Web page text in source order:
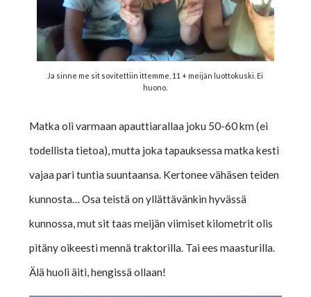
Ja sinne me sit sovitettiin ittemme, 11 + meijän luottokuski. Ei
huono.
Matka oli varmaan apauttiarallaa joku 50-60 km (ei
todellista tietoa), mutta joka tapauksessa matka kesti
vajaa pari tuntia suuntaansa. Kertonee vähäsen teiden
kunnosta… Osa teistä on yllättävänkin hyvässä
kunnossa, mut sit taas meijän viimiset kilometrit olis
pitäny oikeesti mennä traktorilla. Tai ees maasturilla.
Älä huoli äiti, hengissä ollaan!